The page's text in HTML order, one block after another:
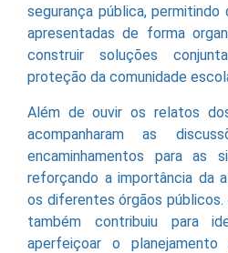
segurança pública, permitindo
apresentadas de forma
construir soluções
proteção da comunidade
Além de ouvir os relatos
acompanharam as
encaminhamentos para as
reforçando a importância da
os diferentes órgãos
também contribuiu para
aperfeiçoar o